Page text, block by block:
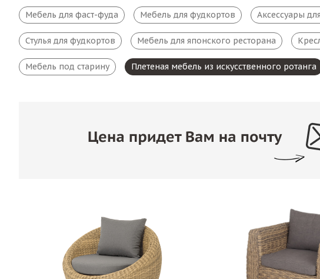
Мебель для фаст-фуда Мебель для фудкортов Аксессуары
Стулья для фудкортов Мебель для японского ресторана
Мебель под старину Плетеная мебель из искусственного ротанга